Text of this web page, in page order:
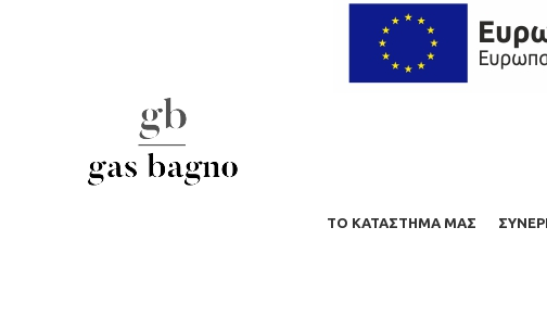
ΤΟ ΚΑΤΆΣΤΗΜΑ ΜΑΣ